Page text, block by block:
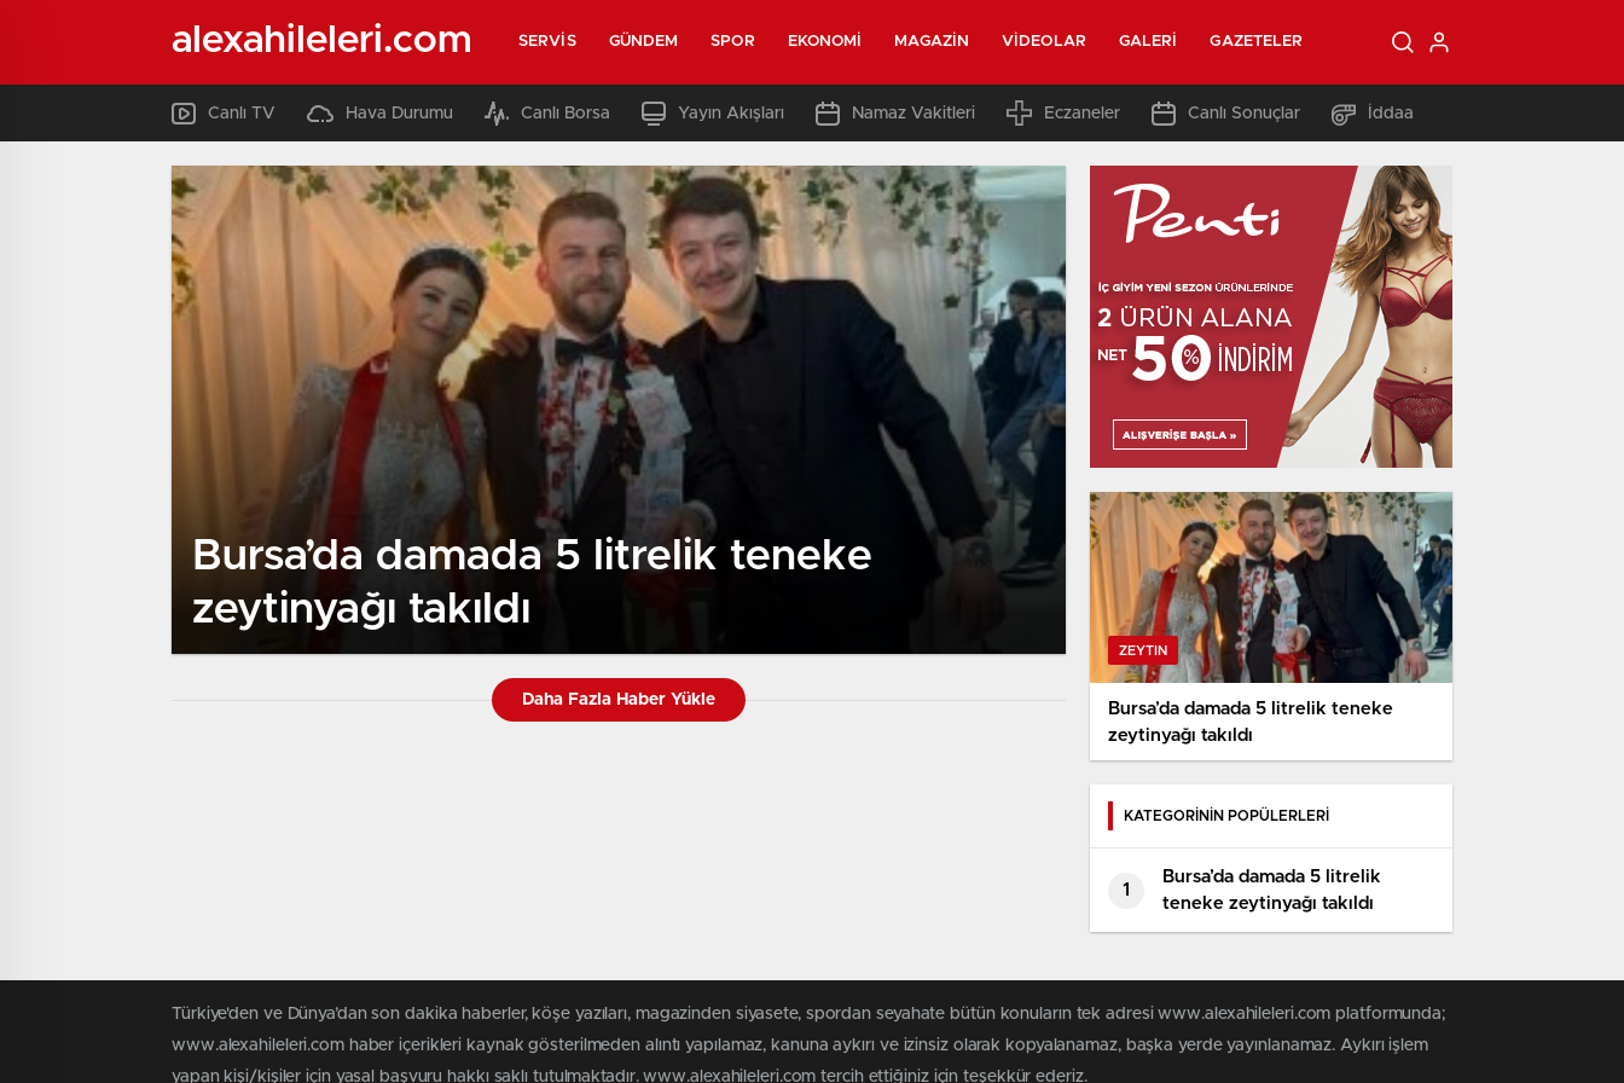
alexahileleri.com SERVIS GÜNDEM SPOR EKONOMI MAGAZIN VIDEOLAR GALERI GAZETELER
Canlı TV Hava Durumu Canlı Borsa Yayın Akışları Namaz Vakitleri Eczaneler Canlı Sonuçlar İddaa
Bursa’da damada 5 litrelik teneke
zeytinyağı takıldı
Daha Fazla Haber Yükle
ZEYTIN
Bursa’da damada 5 litrelik teneke
zeytinyağı takıldı
KATEGORİNİN POPÜLERLERİ
1
Bursa’da damada 5 litrelik
teneke zeytinyağı takıldı
Türkiye'den ve Dünya’dan son dakika haberler, köşe yazıları, magazinden siyasete, spordan seyahate bütün konuların tek adresi www.alexahileleri.com platformunda;
www.alexahileleri.com haber içerikleri kaynak gösterilmeden alıntı yapılamaz, kanuna aykırı ve izinsiz olarak kopyalanamaz, başka yerde yayınlanamaz. Aykırı işlem
yapan kişi/kişiler için yasal başvuru hakkı saklı tutulmaktadır. www.alexahileleri.com tercih ettiğiniz için teşekkür ederiz.